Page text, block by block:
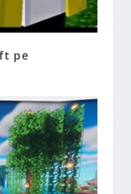
pe